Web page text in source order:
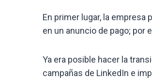
En primer lugar, la
en un anuncio de pago; por
Ya era posible hacer la
campañas de LinkedIn e